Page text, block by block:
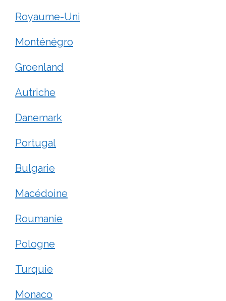
Royaume-Uni
Monténégro
Groenland
Autriche
Danemark
Portugal
Bulgarie
Macédoine
Roumanie
Pologne
Turquie
Monaco